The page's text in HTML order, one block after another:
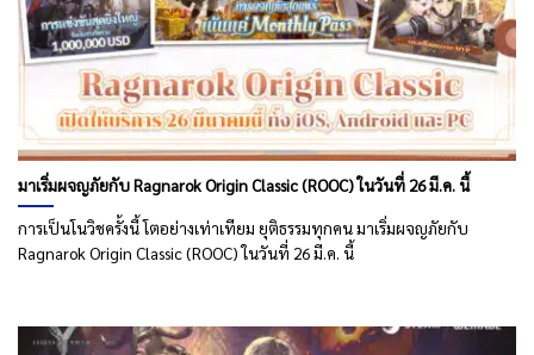
มาเริ่มผจญภัยกับ Ragnarok Origin Classic (ROOC) ในวันที่ 26 มี.ค. นี้
การเป็นโนวิชครั้งนี้ โตอย่างเท่าเทียม ยุติธรรมทุกคน มาเริ่มผจญภัยกับ
Ragnarok Origin Classic (ROOC) ในวันที่ 26 มี.ค. นี้